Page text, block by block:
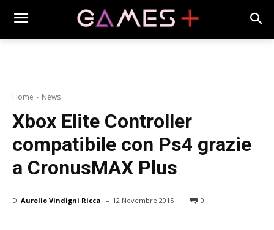
Home News
Xbox Elite Controller
compatibile con Ps4 grazie
a CronusMAX Plus
Di Aurelio Vindigni Ricca - 12 Novembre 2015 0